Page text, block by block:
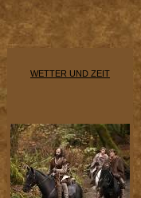
WETTER UND ZEIT